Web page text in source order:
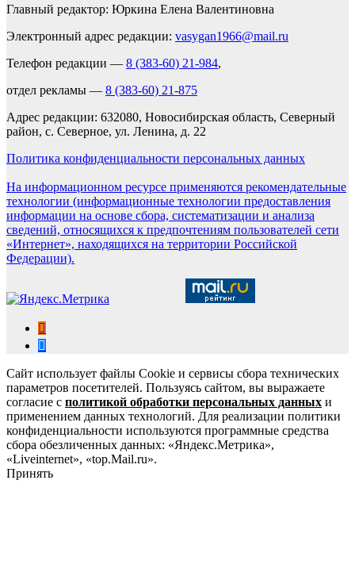
Главный редактор: Юркина Елена Валентиновна
Электронный адрес редакции: vasygan1966@mail.ru
Телефон редакции — 8 (383-60) 21-984,
отдел рекламы — 8 (383-60) 21-875
Адрес редакции: 632080, Новосибирская область, Северный
район, с. Северное, ул. Ленина, д. 22
Политика конфиденциальности персональных данных
На информационном ресурсе применяются рекомендательные
технологии (информационные технологии предоставления
информации на основе сбора, систематизации и анализа
сведений, относящихся к предпочтениям пользователей сети
«Интернет», находящихся на территории Российской
Федерации).
Сайт использует файлы Cookie и сервисы сбора технических
параметров посетителей. Пользуясь сайтом, вы выражаете
согласие с политикой обработки персональных данных и
применением данных технологий. Для реализации политики
конфиденциальности используются программные средства
сбора обезличенных данных: «Яндекс.Метрика»,
«Liveinternet», «top.Mail.ru».
Принять